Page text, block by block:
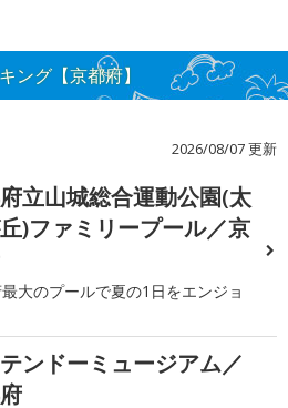
ング【京都府】
2026/08/07 更新
立山城総合運動公園(太
)ファミリープール／京
大のプールで夏の1日をエンジョ
ンドーミュージアム／